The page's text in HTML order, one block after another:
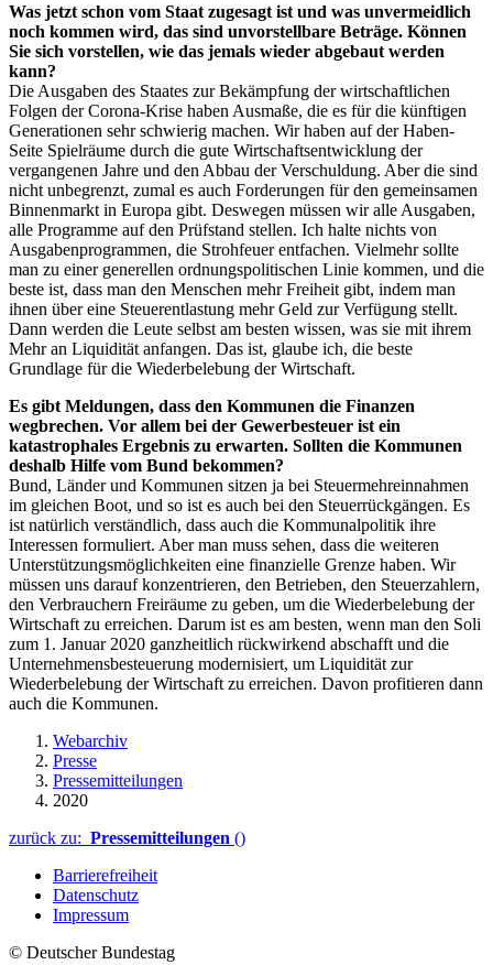
Was jetzt schon vom Staat zugesagt ist und was unvermeidlich
noch kommen wird, das sind unvorstellbare Beträge. Können
Sie sich vorstellen, wie das jemals wieder abgebaut werden
kann?
Die Ausgaben des Staates zur Bekämpfung der wirtschaftlichen
Folgen der Corona-Krise haben Ausmaße, die es für die künftigen
Generationen sehr schwierig machen. Wir haben auf der Haben-
Seite Spielräume durch die gute Wirtschaftsentwicklung der
vergangenen Jahre und den Abbau der Verschuldung. Aber die sind
nicht unbegrenzt, zumal es auch Forderungen für den gemeinsamen
Binnenmarkt in Europa gibt. Deswegen müssen wir alle Ausgaben,
alle Programme auf den Prüfstand stellen. Ich halte nichts von
Ausgabenprogrammen, die Strohfeuer entfachen. Vielmehr sollte
man zu einer generellen ordnungspolitischen Linie kommen, und die
beste ist, dass man den Menschen mehr Freiheit gibt, indem man
ihnen über eine Steuerentlastung mehr Geld zur Verfügung stellt.
Dann werden die Leute selbst am besten wissen, was sie mit ihrem
Mehr an Liquidität anfangen. Das ist, glaube ich, die beste
Grundlage für die Wiederbelebung der Wirtschaft.
Es gibt Meldungen, dass den Kommunen die Finanzen
wegbrechen. Vor allem bei der Gewerbesteuer ist ein
katastrophales Ergebnis zu erwarten. Sollten die Kommunen
deshalb Hilfe vom Bund bekommen?
Bund, Länder und Kommunen sitzen ja bei Steuermehreinnahmen
im gleichen Boot, und so ist es auch bei den Steuerrückgängen. Es
ist natürlich verständlich, dass auch die Kommunalpolitik ihre
Interessen formuliert. Aber man muss sehen, dass die weiteren
Unterstützungsmöglichkeiten eine finanzielle Grenze haben. Wir
müssen uns darauf konzentrieren, den Betrieben, den Steuerzahlern,
den Verbrauchern Freiräume zu geben, um die Wiederbelebung der
Wirtschaft zu erreichen. Darum ist es am besten, wenn man den Soli
zum 1. Januar 2020 ganzheitlich rückwirkend abschafft und die
Unternehmensbesteuerung modernisiert, um Liquidität zur
Wiederbelebung der Wirtschaft zu erreichen. Davon profitieren dann
auch die Kommunen.
Webarchiv
Presse
Pressemitteilungen
2020
zurück zu: Pressemitteilungen ()
Barrierefreiheit
Datenschutz
Impressum
© Deutscher Bundestag